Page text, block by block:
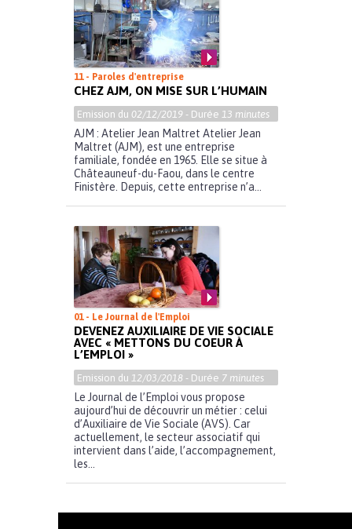
11 - Paroles d'entreprise
CHEZ AJM, ON MISE SUR L’HUMAIN
Emission du 02/12/2019 - Durée 13 minutes
AJM : Atelier Jean Maltret Atelier Jean
Maltret (AJM), est une entreprise
familiale, fondée en 1965. Elle se situe à
Châteauneuf-du-Faou, dans le centre
Finistère. Depuis, cette entreprise n’a...
01 - Le Journal de l'Emploi
DEVENEZ AUXILIAIRE DE VIE SOCIALE
AVEC « METTONS DU COEUR À
L’EMPLOI »
Emission du 12/03/2018 - Durée 7 minutes
Le Journal de l’Emploi vous propose
aujourd’hui de découvrir un métier : celui
d’Auxiliaire de Vie Sociale (AVS). Car
actuellement, le secteur associatif qui
intervient dans l’aide, l’accompagnement,
les...